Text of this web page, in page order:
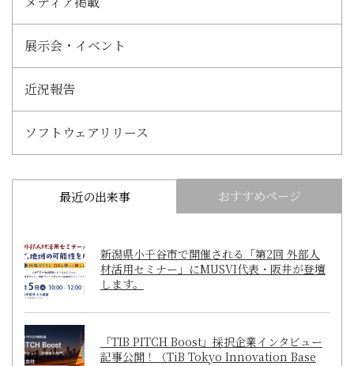
展示会・イベント
近況報告
ソフトウェアリリース
最近の出来事 おすすめページ
新潟県小千谷市で開催される「第2回 外部人
材活用セミナー」にMUSVI代表・阪井が登壇
します。
「TIB PITCH Boost」採択企業インタビュー
記事公開！（TiB Tokyo Innovation Base